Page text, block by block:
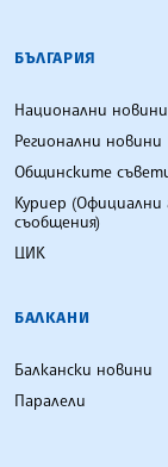
БЪЛГАРИЯ
Национални новини
Регионални новини
Общинските
Куриер (Официални
съобщения)
ЦИК
БАЛКАНИ
Балкански новини
Паралели